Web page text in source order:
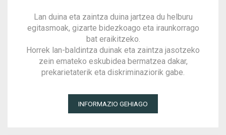
Lan duina eta zaintza duina jartzea du helburu
egitasmoak, gizarte bidezkoago eta iraunkorrago
bat eraikitzeko.
Horrek lan-baldintza duinak eta zaintza jasotzeko
zein emateko eskubidea bermatzea dakar,
prekarietaterik eta diskriminaziorik gabe.
INFORMAZIO GEHIAGO